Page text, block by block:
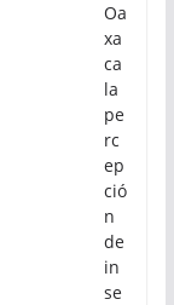
Oa
xa
ca
la
pe
rc
ep
ció
n
de
in
se